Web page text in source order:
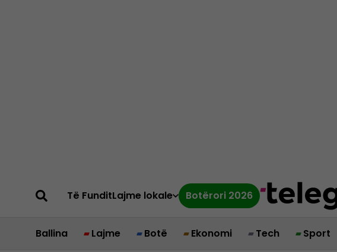
Të FunditLajme lokale Botërori 2026
Ballina Lajme Botë Ekonomi Tech Sport